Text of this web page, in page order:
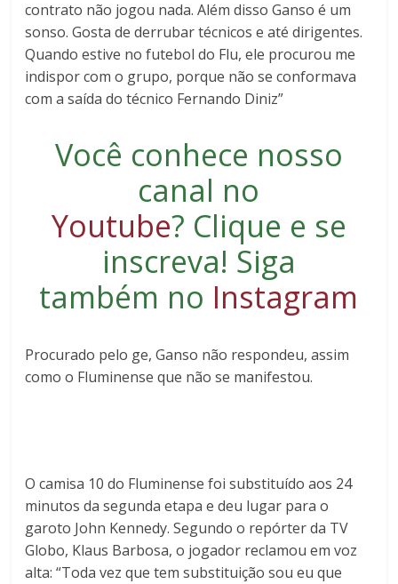
contrato não jogou nada. Além disso Ganso é um
sonso. Gosta de derrubar técnicos e até dirigentes.
Quando estive no futebol do Flu, ele procurou me
indispor com o grupo, porque não se conformava
com a saída do técnico Fernando Diniz”
Você conhece nosso
canal no
Youtube? Clique e se
inscreva! Siga
também no Instagram
Procurado pelo ge, Ganso não respondeu, assim
como o Fluminense que não se manifestou.
O camisa 10 do Fluminense foi substituído aos 24
minutos da segunda etapa e deu lugar para o
garoto John Kennedy. Segundo o repórter da TV
Globo, Klaus Barbosa, o jogador reclamou em voz
alta: “Toda vez que tem substituição sou eu que